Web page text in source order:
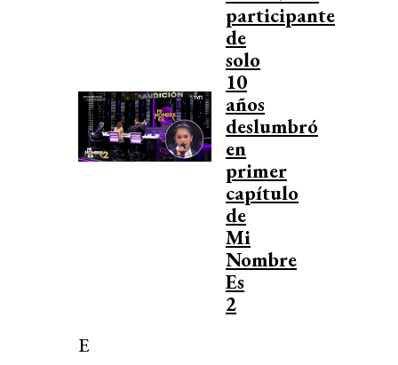
participante
de
solo
10
años
deslumbró
en
primer
capítulo
de
Mi
Nombre
Es
2
E